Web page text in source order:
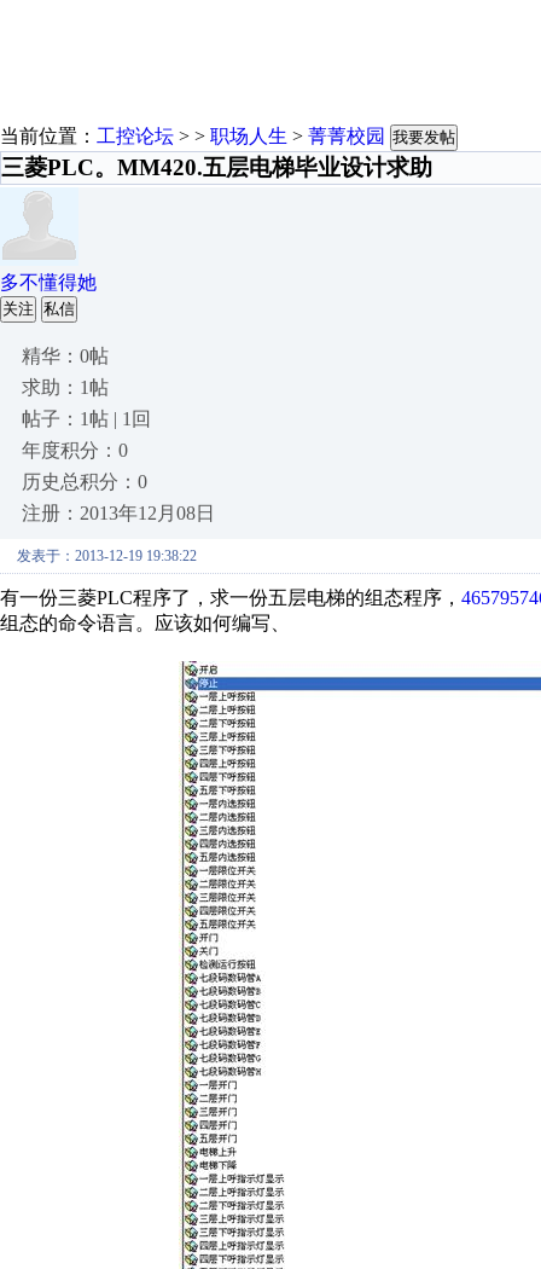
当前位置： 工控论坛 > > 职场人生 > 菁菁校园 我要发帖
三菱PLC。MM420.五层电梯毕业设计求助
多不懂得她
关注 私信
精华：0帖
求助：1帖
帖子：1帖 | 1回
年度积分：0
历史总积分：0
注册：2013年12月08日
发表于：2013-12-19 19:38:22
有一份三菱PLC程序了，求一份五层电梯的组态程序，
组态的命令语言。应该如何编写、